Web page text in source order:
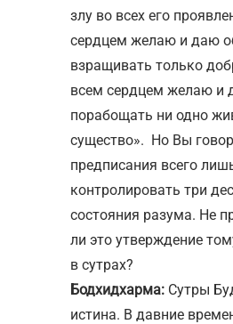
злу во всех его
сердцем желаю и даю
взращивать только
всем сердцем желаю и
порабощать ни одно
существо». Но Вы
предписания всего
контролировать три
состояния разума. Не
ли это утверждение
в сутрах?
Бодхидхарма: Сутры
истина. В давние